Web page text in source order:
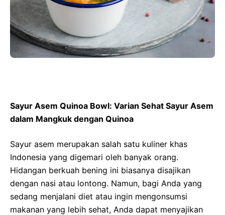
Sayur Asem Quinoa Bowl: Varian Sehat Sayur Asem
dalam Mangkuk dengan Quinoa
Sayur asem merupakan salah satu kuliner khas
Indonesia yang digemari oleh banyak orang.
Hidangan berkuah bening ini biasanya disajikan
dengan nasi atau lontong. Namun, bagi Anda yang
sedang menjalani diet atau ingin mengonsumsi
makanan yang lebih sehat, Anda dapat menyajikan